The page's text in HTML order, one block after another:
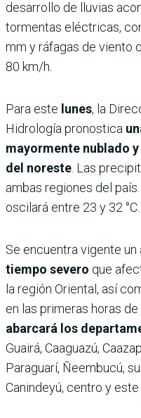
desarrollo de lluvias
tormentas eléctricas,
mm y ráfagas de viento
80 km/h.
Para este lunes, la
Hidrología pronostica
mayormente nublado
del noreste. Las
ambas regiones del
oscilará entre 23 y 32 °C.
Se encuentra vigente un
tiempo severo que
la región Oriental, así
en las primeras horas
abarcará los
Guairá, Caaguazú,
Paraguarí, Ñeembucú,
Canindeyú, centro y